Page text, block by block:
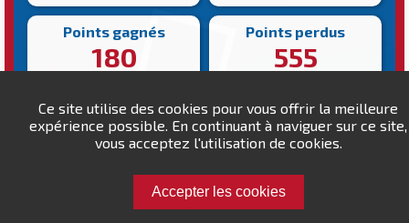
Ce site utilise des cookies pour vous offrir la meilleure
expérience possible. En continuant à naviguer sur ce site,
vous acceptez l'utilisation de cookies.
Accepter les cookies
Points gagnés
180
Points perdus
555
Victoire la plus rapide
216s
Victoire la plus lente
265s
Défiez amine.kama !